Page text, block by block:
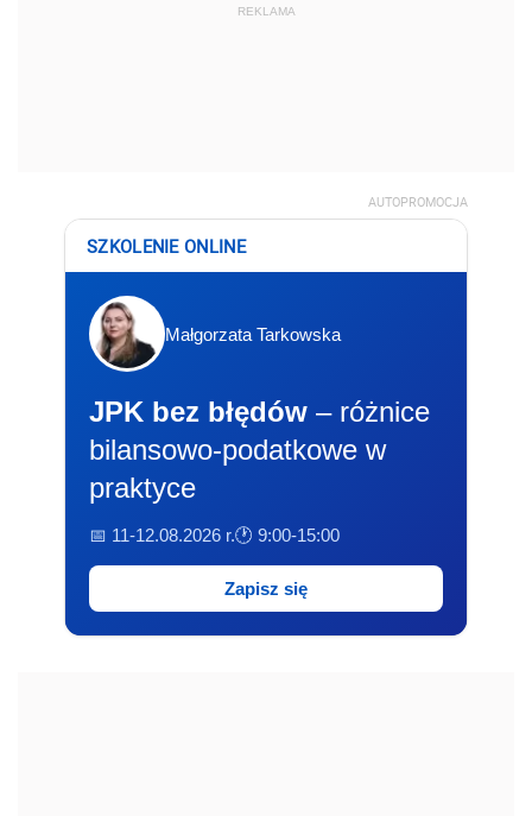
REKLAMA
AUTOPROMOCJA
SZKOLENIE ONLINE
Małgorzata Tarkowska
JPK bez błędów – różnice
bilansowo-podatkowe w
praktyce
📅 11-12.08.2026 r.🕐 9:00-15:00
Zapisz się